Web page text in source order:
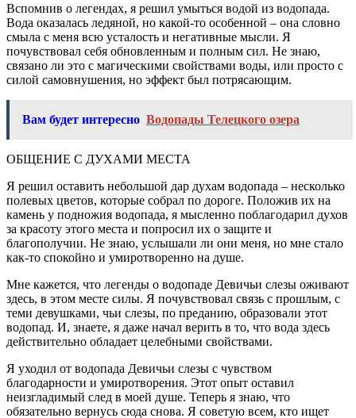
Вспомнив о легендах, я решил умыться водой из водопада.
Вода оказалась ледяной, но какой-то особенной – она словно
смыла с меня всю усталость и негативные мысли. Я
почувствовал себя обновленным и полным сил. Не знаю,
связано ли это с магическими свойствами воды, или просто с
силой самовнушения, но эффект был потрясающим.
Вам будет интересно Водопады Телецкого озера
ОБЩЕНИЕ С ДУХАМИ МЕСТА
Я решил оставить небольшой дар духам водопада – несколько
полевых цветов, которые собрал по дороге. Положив их на
камень у подножия водопада, я мысленно поблагодарил духов
за красоту этого места и попросил их о защите и
благополучии. Не знаю, услышали ли они меня, но мне стало
как-то спокойно и умиротворенно на душе.
Мне кажется, что легенды о водопаде Девичьи слезы оживают
здесь, в этом месте силы. Я почувствовал связь с прошлым, с
теми девушками, чьи слезы, по преданию, образовали этот
водопад. И, знаете, я даже начал верить в то, что вода здесь
действительно обладает целебными свойствами.
Я уходил от водопада Девичьи слезы с чувством
благодарности и умиротворения. Этот опыт оставил
неизгладимый след в моей душе. Теперь я знаю, что
обязательно вернусь сюда снова. Я советую всем, кто ищет